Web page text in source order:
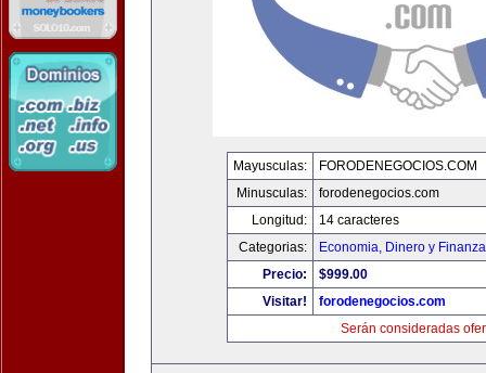
Mayusculas:
FORODENEGOCIOS.COM
Minusculas:
forodenegocios.com
Longitud:
14 caracteres
Categorias:
Economia, Dinero y
Precio:
$999.00
Visitar!
forodenegocios.com
Serán consideradas